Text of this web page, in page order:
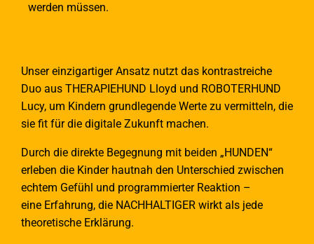
werden müssen.
Unser einzigartiger Ansatz nutzt das kontrastreiche
Duo aus THERAPIEHUND Lloyd und ROBOTERHUND
Lucy, um Kindern grundlegende Werte zu vermitteln, die
sie fit für die digitale Zukunft machen.
Durch die direkte Begegnung mit beiden „HUNDEN“
erleben die Kinder hautnah den Unterschied zwischen
echtem Gefühl und programmierter Reaktion –
eine Erfahrung, die NACHHALTIGER wirkt als jede
theoretische Erklärung.